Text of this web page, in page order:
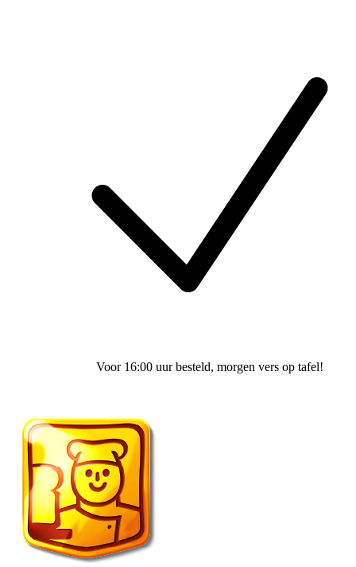
Voor 16:00 uur besteld, morgen vers op tafel!